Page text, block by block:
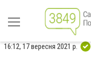
16:12, 17 вересня 2021 р.